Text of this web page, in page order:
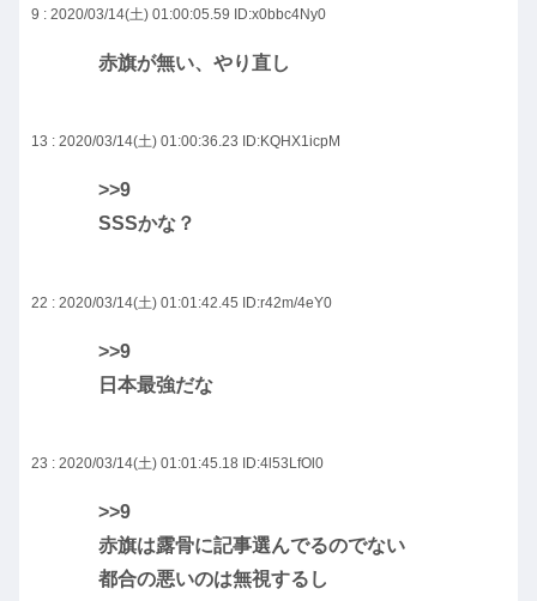
9 : 2020/03/14(土) 01:00:05.59 ID:x0bbc4Ny0
赤旗が無い、やり直し
13 : 2020/03/14(土) 01:00:36.23 ID:KQHX1icpM
>>9
SSSかな？
22 : 2020/03/14(土) 01:01:42.45 ID:r42m/4eY0
>>9
日本最強だな
23 : 2020/03/14(土) 01:01:45.18 ID:4l53LfOl0
>>9
赤旗は露骨に記事選んでるのでない
都合の悪いのは無視するし